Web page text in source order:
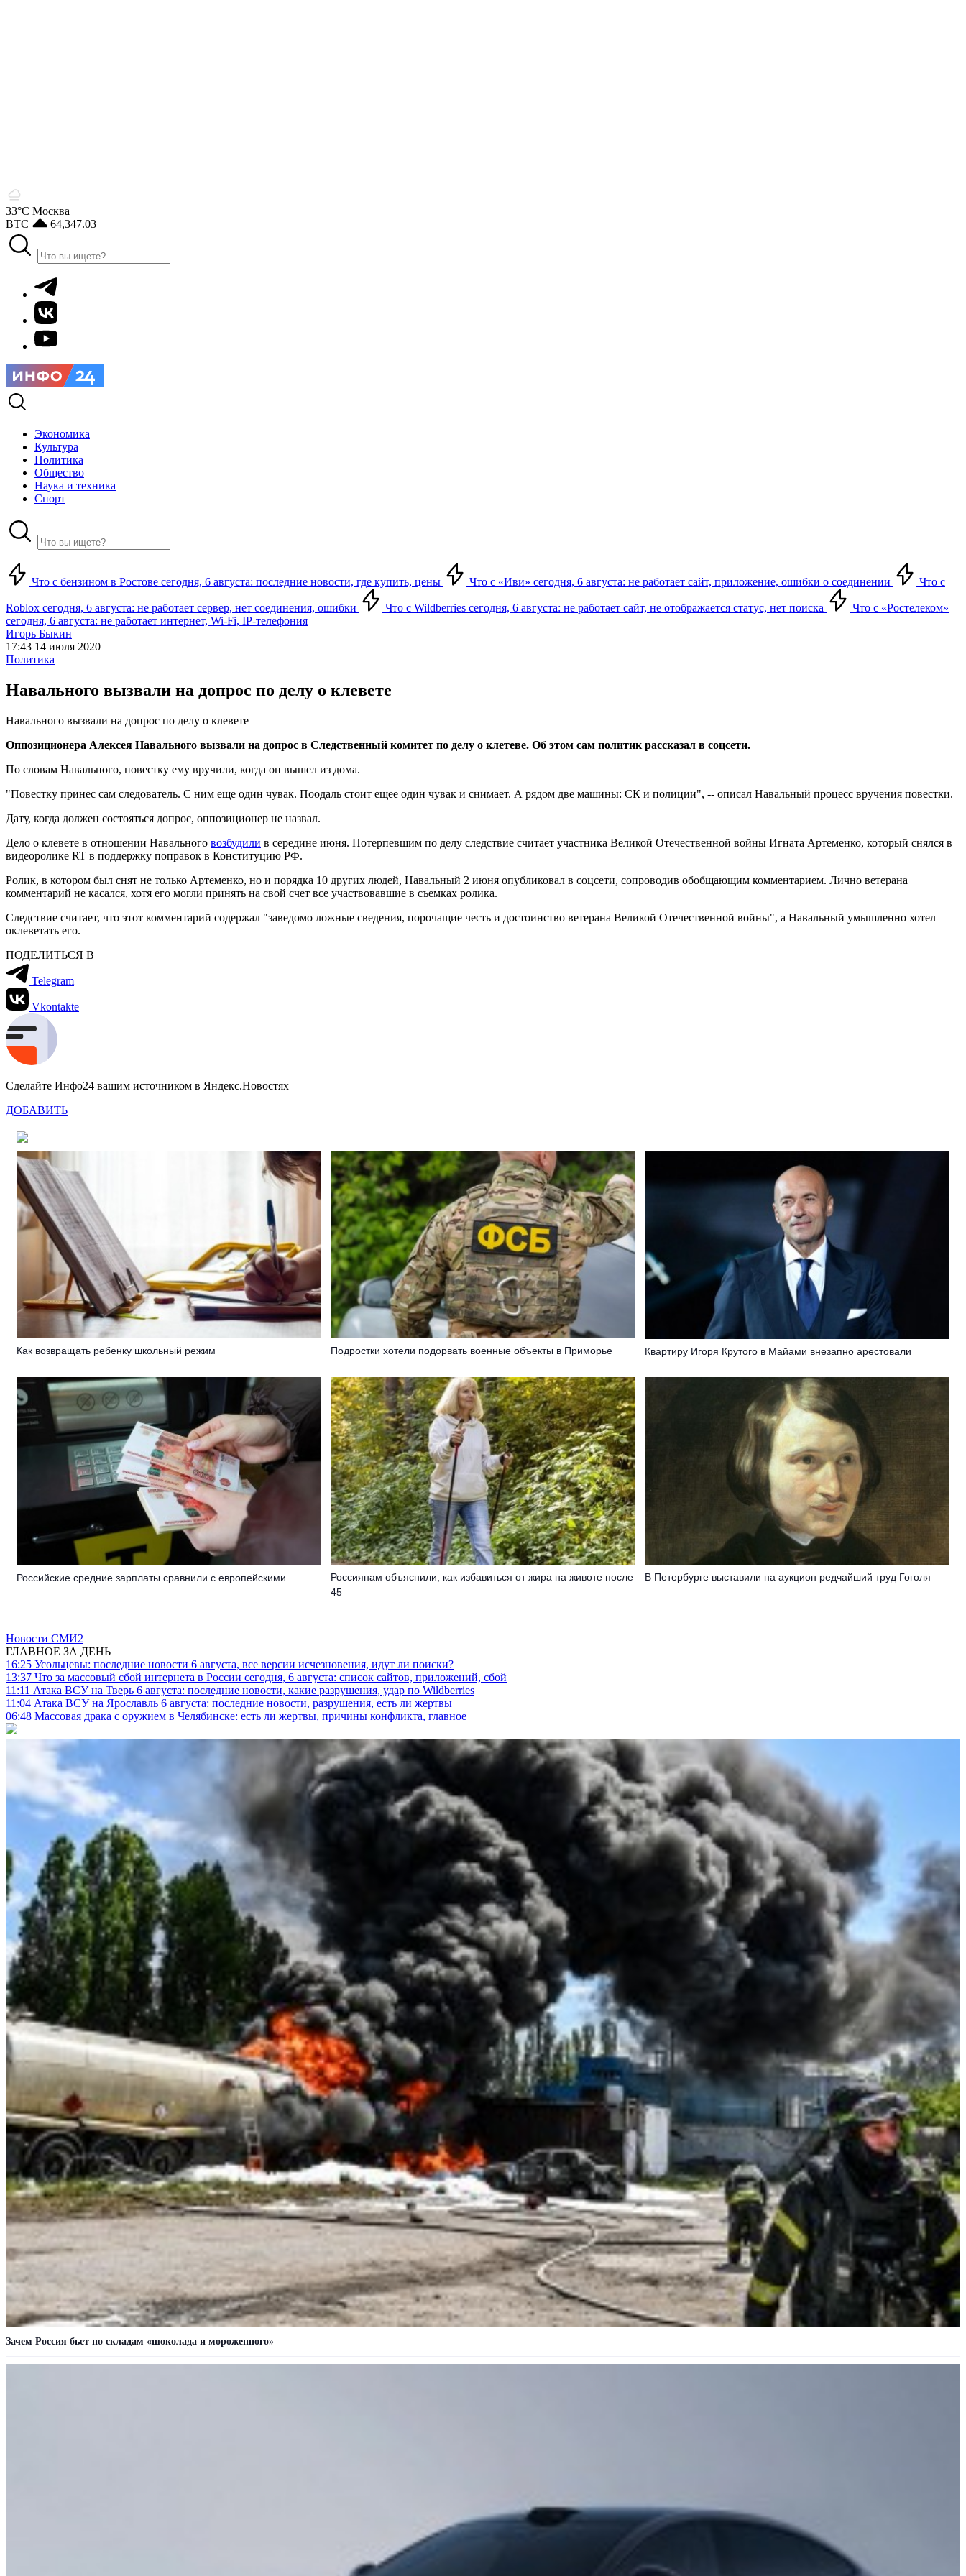
33°С Москва
BTC
64,347.03
Экономика
Культура
Политика
Общество
Наука и техника
Спорт
Что с бензином в Ростове сегодня, 6 августа: последние новости, где купить, цены Что с «Иви» сегодня, 6 августа: не работает сайт, приложение, ошибки о соединении Что с
Roblox сегодня, 6 августа: не работает сервер, нет соединения, ошибки Что с Wildberries сегодня, 6 августа: не работает сайт, не отображается статус, нет поиска
Что с «Ростелеком»
сегодня, 6 августа: не работает интернет, Wi-Fi, IP-телефония
Игорь Быкин
17:43 14 июля 2020
Политика
Навального вызвали на допрос по делу о клевете
Навального вызвали на допрос по делу о клевете
Оппозиционера Алексея Навального вызвали на допрос в Следственный комитет по делу о клетеве. Об этом сам политик рассказал в соцсети.
По словам Навального, повестку ему вручили, когда он вышел из дома.
"Повестку принес сам следователь. С ним еще один чувак. Поодаль стоит ещее один чувак и снимает. А рядом две машины: СК и полиции", -- описал Навальный процесс вручения повестки.
Дату, когда должен состояться допрос, оппозиционер не назвал.
Дело о клевете в отношении Навального возбудили в середине июня. Потерпевшим по делу следствие считает участника Великой Отечественной войны Игната Артеменко, который снялся в
видеоролике RT в поддержку поправок в Конституцию РФ.
Ролик, в котором был снят не только Артеменко, но и порядка 10 других людей, Навальный 2 июня опубликовал в соцсети, сопроводив обобщающим комментарием. Лично ветерана
комментарий не касался, хотя его могли принять на свой счет все участвовавшие в съемках ролика.
Следствие считает, что этот комментарий содержал "заведомо ложные сведения, порочащие честь и достоинство ветерана Великой Отечественной войны", а Навальный умышленно хотел
оклеветать его.
ПОДЕЛИТЬСЯ В
Telegram
Vkontakte
Сделайте Инфо24 вашим источником в Яндекс.Новостях
ДОБАВИТЬ
Как возвращать ребенку школьный режим Подростки хотели подорвать военные объекты в Приморье Квартиру Игоря Крутого в Майами внезапно арестовали
Российские средние зарплаты сравнили с европейскими
Россиянам объяснили, как избавиться от жира на животе после
45
В Петербурге выставили на аукцион редчайший труд Гоголя
Новости СМИ2
ГЛАВНОЕ ЗА ДЕНЬ
16:25 Усольцевы: последние новости 6 августа, все версии исчезновения, идут ли поиски?
13:37 Что за массовый сбой интернета в России сегодня, 6 августа: список сайтов, приложений, сбой
11:11 Атака ВСУ на Тверь 6 августа: последние новости, какие разрушения, удар по Wildberries
11:04 Атака ВСУ на Ярославль 6 августа: последние новости, разрушения, есть ли жертвы
06:48 Массовая драка с оружием в Челябинске: есть ли жертвы, причины конфликта, главное
Зачем Россия бьет по складам «шоколада и мороженного»